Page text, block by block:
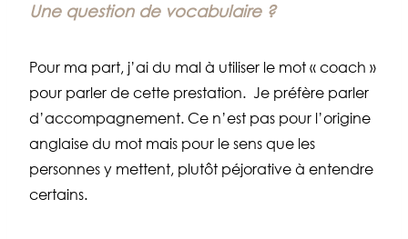
Une question de vocabulaire ?
Pour ma part, j’ai du mal à utiliser le mot « coach »
pour parler de cette prestation. Je préfère parler
d’accompagnement. Ce n’est pas pour l’origine
anglaise du mot mais pour le sens que les
personnes y mettent, plutôt péjorative à entendre
certains.